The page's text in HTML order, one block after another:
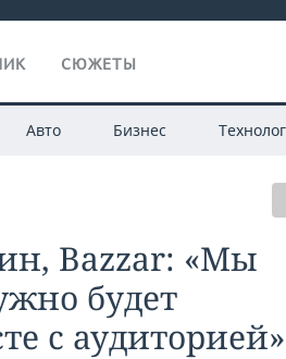
СЮЖЕТЫ
Авто Бизнес
Bazzar: «Мы
будет
с аудиторией»